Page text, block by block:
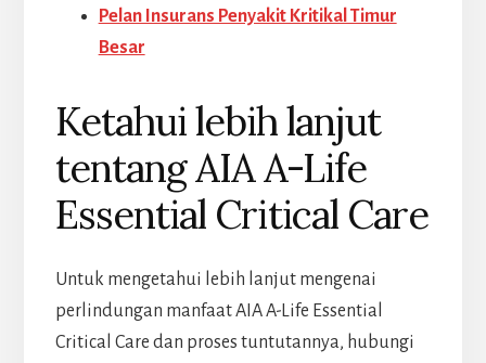
Pelan Insurans Penyakit Kritikal Timur
Besar
Ketahui lebih lanjut
tentang AIA A-Life
Essential Critical Care
Untuk mengetahui lebih lanjut mengenai
perlindungan manfaat AIA A-Life Essential
Critical Care dan proses tuntutannya, hubungi